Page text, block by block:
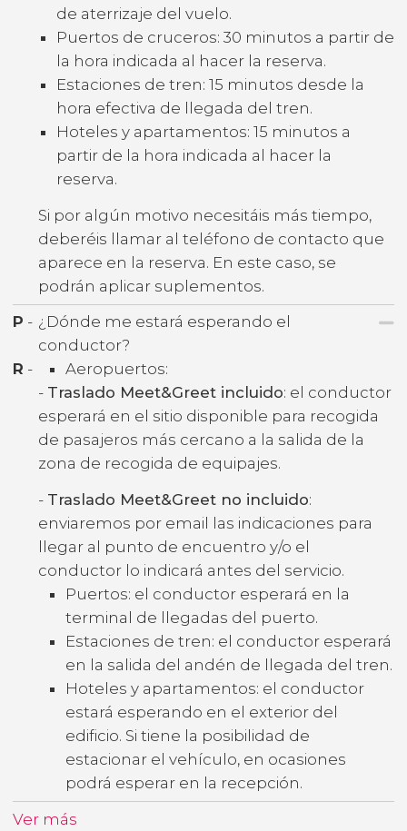
de aterrizaje del vuelo.
Puertos de cruceros: 30 minutos a partir de
la hora indicada al hacer la reserva.
Estaciones de tren: 15 minutos desde la
hora efectiva de llegada del tren.
Hoteles y apartamentos: 15 minutos a
partir de la hora indicada al hacer la
reserva.
Si por algún motivo necesitáis más tiempo,
deberéis llamar al teléfono de contacto que
aparece en la reserva. En este caso, se
podrán aplicar suplementos.
P - ¿Dónde me estará esperando el
conductor?
R -
Aeropuertos:
- Traslado Meet&Greet incluido: el conductor
esperará en el sitio disponible para recogida
de pasajeros más cercano a la salida de la
zona de recogida de equipajes.
- Traslado Meet&Greet no incluido:
enviaremos por email las indicaciones para
llegar al punto de encuentro y/o el
conductor lo indicará antes del servicio.
Puertos: el conductor esperará en la
terminal de llegadas del puerto.
Estaciones de tren: el conductor esperará
en la salida del andén de llegada del tren.
Hoteles y apartamentos: el conductor
estará esperando en el exterior del
edificio. Si tiene la posibilidad de
estacionar el vehículo, en ocasiones
podrá esperar en la recepción.
Ver más